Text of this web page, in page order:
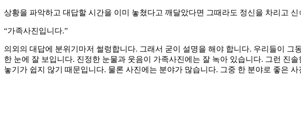
상황을 파악하고 대답할 시간을 이미 놓쳤다고 깨달았다면 그때라도 정신을 차리고
“가족사진입니다.”
의외의 대답에 분위기마저 썰렁합니다. 그래서 굳이 설명을 해야 합니다. 우리들이
한 눈에 잘 보입니다. 진정한 눈물과 웃음이 가족사진에는 잘 녹아 있습니다. 그런 진
놓기가 쉽지 않기 때문입니다. 물론 사진에는 분야가 많습니다. 그중 한 분야로 좋은